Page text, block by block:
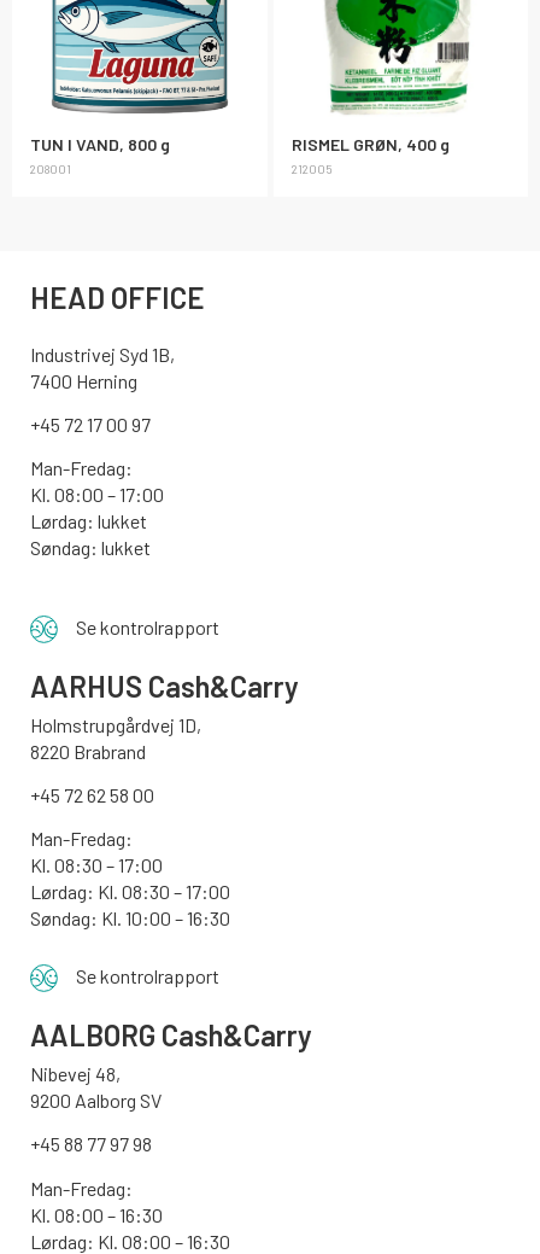
TUN I VAND, 800 g
208001
RISMEL GRØN, 400 g
212005
HEAD OFFICE
Industrivej Syd 1B,
7400 Herning
+45 72 17 00 97
Man-Fredag:
Kl. 08:00 – 17:00
Lørdag: lukket
Søndag: lukket
Se kontrolrapport
AARHUS Cash&Carry
Holmstrupgårdvej 1D,
8220 Brabrand
+45 72 62 58 00
Man-Fredag:
Kl. 08:30 – 17:00
Lørdag: Kl. 08:30 – 17:00
Søndag: Kl. 10:00 – 16:30
Se kontrolrapport
AALBORG Cash&Carry
Nibevej 48,
9200 Aalborg SV
+45 88 77 97 98
Man-Fredag:
Kl. 08:00 – 16:30
Lørdag: Kl. 08:00 – 16:30